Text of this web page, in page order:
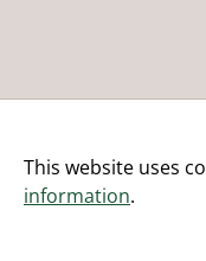
This website uses
information.